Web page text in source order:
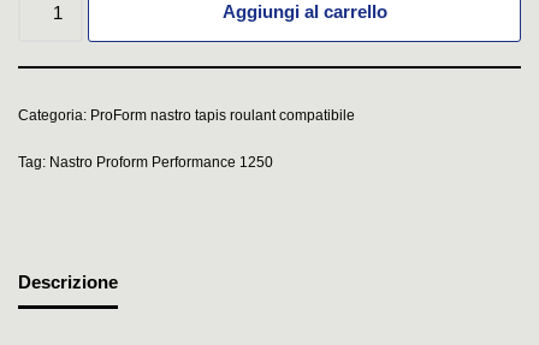
Aggiungi al carrello
Categoria: ProForm nastro tapis roulant compatibile
Tag: Nastro Proform Performance 1250
Descrizione